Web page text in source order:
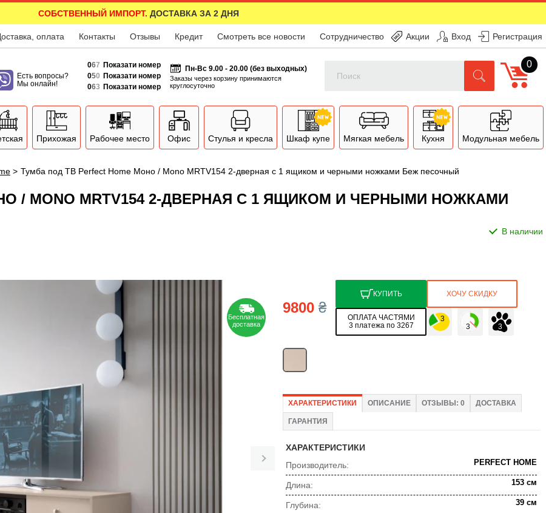
СОБСТВЕННЫЙ ИМПОРТ. ДОСТАВКА ЗА 2 ДНЯ
оплата Контакты Отзывы Кредит Смотреть все новости Сотрудничество Акции Вход Регистрация
Есть вопросы?
Мы онлайн!
067 Показати номер
050 Показати номер
063 Показати номер
Пн-Вс 9.00 - 20.00 (без выходных)
Заказы через корзину принимаются
круглосуточно
0
Прихожая Рабочее место Офис Стулья и кресла Шкаф купе Мягкая мебель Кухня Модульная мебель
> Тумба под ТВ Perfect Home Моно / Mono MRTV154 2-дверная с 1 ящиком и черными ножками Беж песочный
/ MONO MRTV154 2-ДВЕРНАЯ С 1 ЯЩИКОМ И ЧЕРНЫМИ НОЖКАМИ
9800₴
КУПИТЬ ХОЧУ СКИДКУ
ОПЛАТА ЧАСТЯМИ
3 платежа по 3267
ХАРАКТЕРИСТИКИ ОПИСАНИЕ ОТЗЫВЫ: 0 ДОСТАВКА
ГАРАНТИЯ
ХАРАКТЕРИСТИКИ
Производитель:
PERFECT HOME
Длина: 153 см
Глубина: 39 см